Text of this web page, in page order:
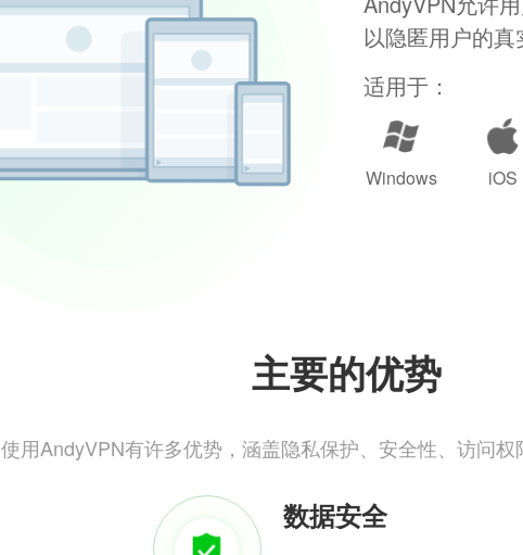
以隐匿用户的真
适用于：
Windows iOS
主要的优势
使用AndyVPN有许多优势，涵盖隐私保护、安全性、访问
数据安全